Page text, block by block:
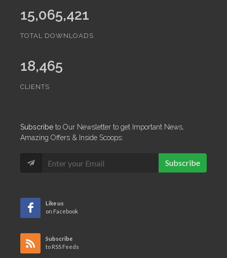
15,065,421
TOTAL DOWNLOADS
18,465
CLIENTS
Subscribe to Our Newsletter to get Important News,
Amazing Offers & Inside Scoops:
Subscribe
Like us
on Facebook
Subscribe
to RSS Feeds